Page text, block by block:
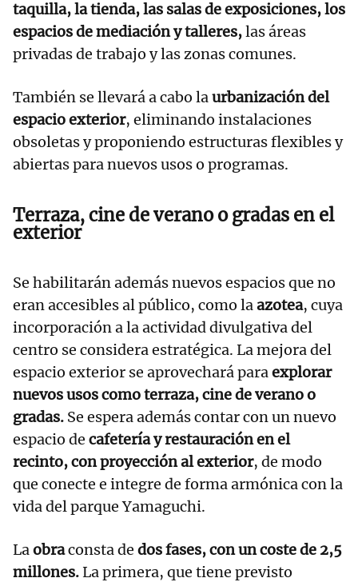
taquilla, la tienda, las salas de exposiciones, los
espacios de mediación y talleres,las áreas
privadas de trabajo y las zonas comunes.
También se llevará a cabo laurbanización del
espacio exterior, eliminando instalaciones
obsoletas y proponiendo estructuras flexibles y
abiertas para nuevos usos o programas.
Terraza, cine de verano o gradas en el
exterior
Se habilitarán además nuevos espacios que no
eran accesibles al público, como laazotea, cuya
incorporación a la actividad divulgativa del
centro se considera estratégica. La mejora del
espacio exterior se aprovechará paraexplorar
nuevos usos como terraza, cine de verano o
gradas. Se espera además contar con un nuevo
espacio de cafetería y restauración en el
recinto, con proyección al exterior, de modo
que conecte e integre de forma armónica con la
vida del parque Yamaguchi.
Laobraconsta de dos fases, con un coste de 2,5
millones.La primera, que tiene previsto